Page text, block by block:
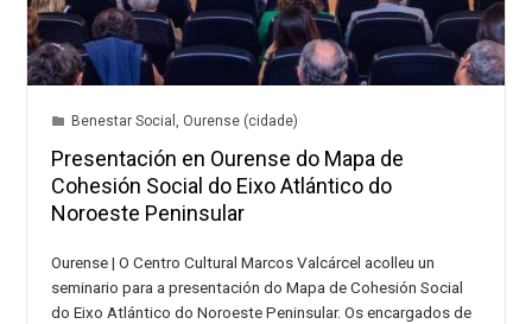
Benestar Social , Ourense (cidade)
Presentación en Ourense do Mapa de
Cohesión Social do Eixo Atlántico do
Noroeste Peninsular
Ourense | O Centro Cultural Marcos Valcárcel acolleu un
seminario para a presentación do Mapa de Cohesión Social
do Eixo Atlántico do Noroeste Peninsular. Os encargados de